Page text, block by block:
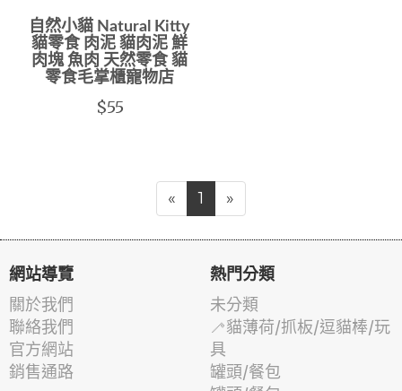
自然小貓 Natural Kitty
貓零食 肉泥 貓肉泥 鮮
肉塊 魚肉 天然零食 貓
零食毛掌櫃寵物店
$55
« 1 »
網站導覽
關於我們
聯絡我們
官方網站
銷售通路
熱門分類
未分類
🦯貓薄荷/抓板/逗貓棒/玩
具
罐頭/餐包